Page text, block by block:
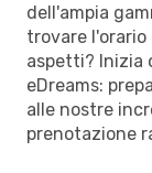
dell'ampia
trovare
aspetti? Inizia
eDreams:
alle nostre
prenotazione